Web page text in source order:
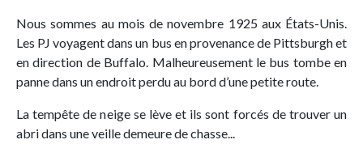
Nous sommes au mois de novembre 1925 aux États-Unis.
Les PJ voyagent dans un bus en provenance de Pittsburgh et
en direction de Buffalo. Malheureusement le bus tombe en
panne dans un endroit perdu au bord d’une petite route.
La tempête de neige se lève et ils sont forcés de trouver un
abri dans une veille demeure de chasse...